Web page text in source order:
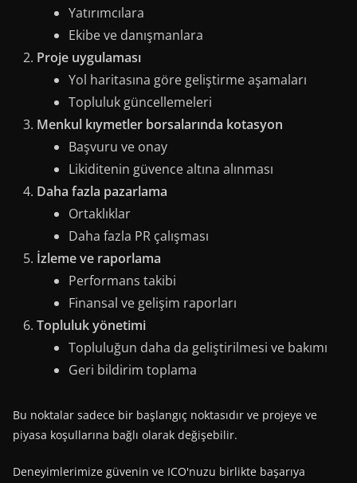
Yatırımcılara
Ekibe ve danışmanlara
Proje uygulaması
Yol haritasına göre geliştirme aşamaları
Topluluk güncellemeleri
Menkul kıymetler borsalarında kotasyon
Başvuru ve onay
Likiditenin güvence altına alınması
Daha fazla pazarlama
Ortaklıklar
Daha fazla PR çalışması
İzleme ve raporlama
Performans takibi
Finansal ve gelişim raporları
Topluluk yönetimi
Topluluğun daha da geliştirilmesi ve bakımı
Geri bildirim toplama
Bu noktalar sadece bir başlangıç noktasıdır ve projeye ve
piyasa koşullarına bağlı olarak değişebilir.
Deneyimlerimize güvenin ve ICO'nuzu birlikte başarıya